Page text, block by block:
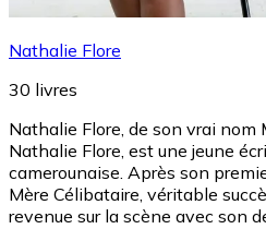
Nathalie Flore
30 livres
Nathalie Flore, de son vrai nom
Nathalie Flore, est une jeune
camerounaise. Après son
Mère Célibataire, véritable
revenue sur la scène avec son